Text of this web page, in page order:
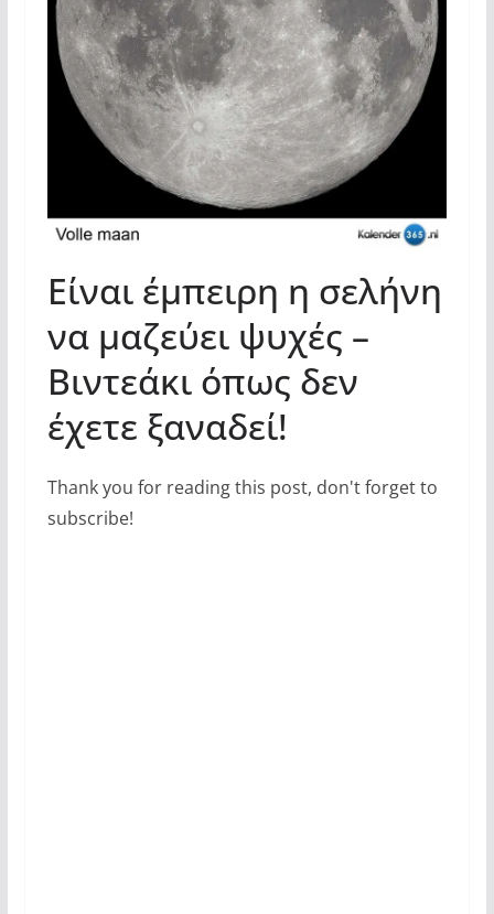
Είναι έμπειρη η σελήνη
να μαζεύει ψυχές –
Βιντεάκι όπως δεν
έχετε ξαναδεί!
Thank you for reading this post, don't forget to
subscribe!